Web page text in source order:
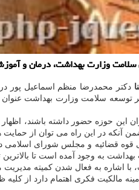
وزارت بهداشت، درمان و
دکتر محمدرضا منظم اسماعیل
توسعه سلامت وزارت بهداشت
این حوزه حضور داشته
در این راه می توان از حمایت
قوه قضائیه و مجلس شورای اسلامی
به وجود آمده است تا بالاترین
اشاره به فعال شدن کمیته
مالکیت فکری اهتمام دارد از کلیه